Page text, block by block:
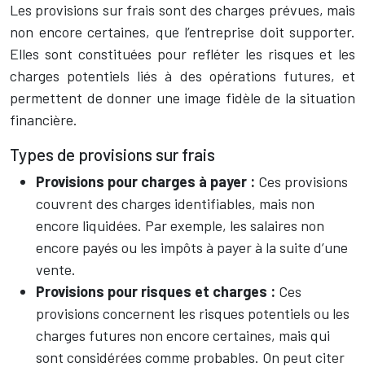
Les provisions sur frais sont des charges prévues, mais
non encore certaines, que l’entreprise doit supporter.
Elles sont constituées pour refléter les risques et les
charges potentiels liés à des opérations futures, et
permettent de donner une image fidèle de la situation
financière.
Types de provisions sur frais
Provisions pour charges à payer : Ces provisions
couvrent des charges identifiables, mais non
encore liquidées. Par exemple, les salaires non
encore payés ou les impôts à payer à la suite d’une
vente.
Provisions pour risques et charges : Ces
provisions concernent les risques potentiels ou les
charges futures non encore certaines, mais qui
sont considérées comme probables. On peut citer